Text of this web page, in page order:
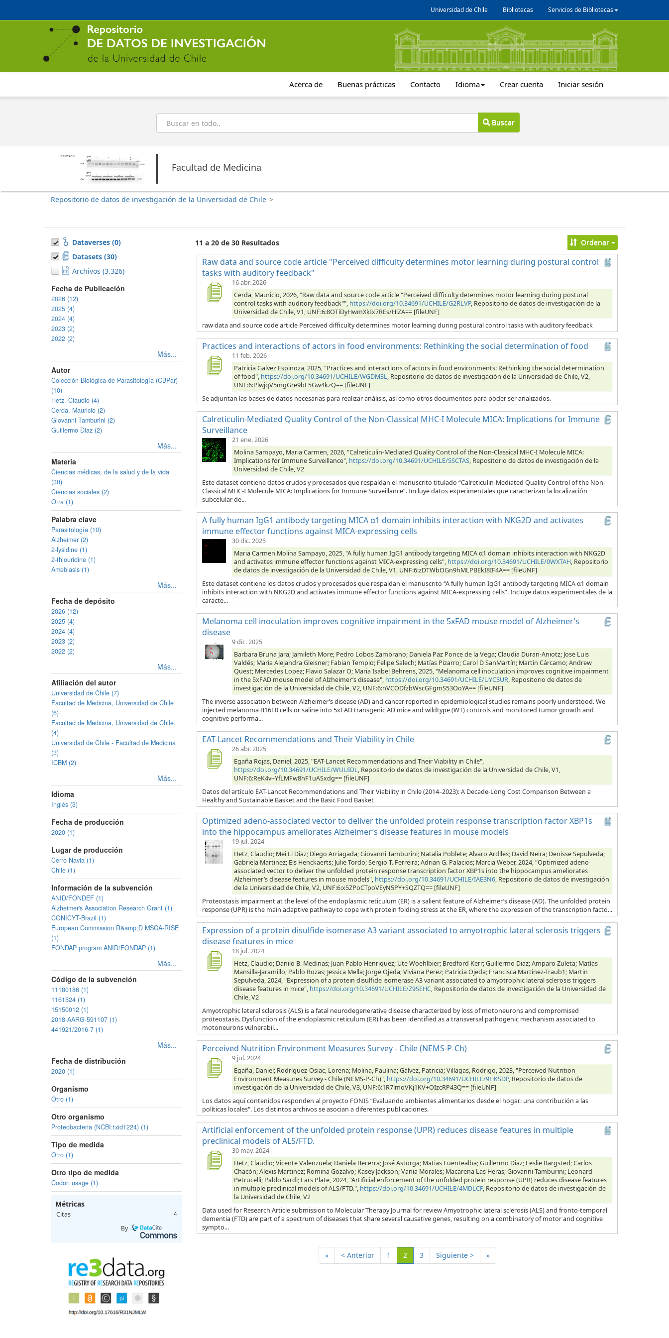
contenido
Universidad de Chile Bibliotecas Servicios de Bibliotecas
Acerca de Buenas prácticas Contacto Idioma Crear cuenta Iniciar sesión
Buscar
Buscar
Facultad de Medicina
Repositorio de datos de investigación de la Universidad de Chile >
Dataverses (0)
Datasets (30)
Archivos (3.326)
Fecha de Publicación
2026 (12)
2025 (4)
2024 (4)
2023 (2)
2022 (2)
Más...
Autor
Colección Biológica de Parasitología (CBPar)
(10)
Hetz, Claudio (4)
Cerda, Mauricio (2)
Giovanni Tamburini (2)
Guillermo Diaz (2)
Más...
Materia
Ciencias médicas, de la salud y de la vida
(30)
Ciencias sociales (2)
Otra (1)
Palabra clave
Parasitología (10)
Alzheimer (2)
2-lysidine (1)
2-thiouridine (1)
Amebiasis (1)
Más...
Fecha de depósito
2026 (12)
2025 (4)
2024 (4)
2023 (2)
2022 (2)
Más...
Afiliación del autor
Universidad de Chile (7)
Facultad de Medicina, Universidad de Chile
(6)
Facultad de Medicina, Universidad de Chile.
(4)
Universidad de Chile - Facultad de Medicina
(3)
ICBM (2)
Más...
Idioma
Inglés (3)
Fecha de producción
2020 (1)
Lugar de producción
Cerro Navia (1)
Chile (1)
Información de la subvención
ANID/FONDEF (1)
Alzheimer's Association Research Grant (1)
CONICYT-Brazil (1)
European Commission R&amp;D MSCA-RISE
(1)
FONDAP program ANID/FONDAP (1)
Más...
Código de la subvención
11180186 (1)
1161524 (1)
15150012 (1)
2018-AARG-591107 (1)
441921/2016-7 (1)
Más...
Fecha de distribución
2020 (1)
Organismo
Otro (1)
Otro organismo
Proteobacteria (NCBI:txid1224) (1)
Tipo de medida
Otro (1)
Otro tipo de medida
Codon usage (1)
Métricas
Citas 4
By
11 a 20 de 30 Resultados Ordenar
Raw data and source code article "Perceived difficulty determines motor learning during postural control
tasks with auditory feedback"
16 abr. 2026
Cerda, Mauricio, 2026, "Raw data and source code article "Perceived difficulty determines motor learning during postural
control tasks with auditory feedback"", https://doi.org/10.34691/UCHILE/G2RLVP, Repositorio de datos de investigación de la
Universidad de Chile, V1, UNF:6:8OTiDyHwmXkIx7REs/HlZA== [fileUNF]
raw data and source code article Perceived difficulty determines motor learning during postural control tasks with auditory feedback
Practices and interactions of actors in food environments: Rethinking the social determination of food
11 feb. 2026
Patricia Galvez Espinoza, 2025, "Practices and interactions of actors in food environments: Rethinking the social determination
of food", https://doi.org/10.34691/UCHILE/WGDM3L, Repositorio de datos de investigación de la Universidad de Chile, V2,
UNF:6:PlwjqV5mgGre9bF5Gw4kzQ== [fileUNF]
Se adjuntan las bases de datos necesarias para realizar análisis, así como otros documentos para poder ser analizados.
Calreticulin-Mediated Quality Control of the Non-Classical MHC-I Molecule MICA: Implications for Immune
Surveillance
21 ene. 2026
Molina Sampayo, Maria Carmen, 2026, "Calreticulin-Mediated Quality Control of the Non-Classical MHC-I Molecule MICA:
Implications for Immune Surveillance", https://doi.org/10.34691/UCHILE/5SCTAS, Repositorio de datos de investigación de la
Universidad de Chile, V2
Este dataset contiene datos crudos y procesados que respaldan el manuscrito titulado “Calreticulin-Mediated Quality Control of the Non-
Classical MHC-I Molecule MICA: Implications for Immune Surveillance”. Incluye datos experimentales que caracterizan la localización
subcelular de...
A fully human IgG1 antibody targeting MICA α1 domain inhibits interaction with NKG2D and activates
immune effector functions against MICA-expressing cells
30 dic. 2025
Maria Carmen Molina Sampayo, 2025, "A fully human IgG1 antibody targeting MICA α1 domain inhibits interaction with NKG2D
and activates immune effector functions against MICA-expressing cells", https://doi.org/10.34691/UCHILE/0WXTAH, Repositorio
de datos de investigación de la Universidad de Chile, V1, UNF:6:zDTWbOGn9hMLPBEkI8IF4A== [fileUNF]
Este dataset contiene los datos crudos y procesados que respaldan el manuscrito “A fully human IgG1 antibody targeting MICA α1 domain
inhibits interaction with NKG2D and activates immune effector functions against MICA-expressing cells”. Incluye datos experimentales de la
caracte...
Melanoma cell inoculation improves cognitive impairment in the 5xFAD mouse model of Alzheimer’s
disease
9 dic. 2025
Barbara Bruna Jara; Jamileth More; Pedro Lobos Zambrano; Daniela Paz Ponce de la Vega; Claudia Duran-Aniotz; Jose Luis
Valdés; Maria Alejandra Gleisner; Fabian Tempio; Felipe Salech; Matías Pizarro; Carol D SanMartín; Martín Cárcamo; Andrew
Quest; Mercedes Lopez; Flavio Salazar O; Maria Isabel Behrens, 2025, "Melanoma cell inoculation improves cognitive impairment
in the 5xFAD mouse model of Alzheimer’s disease", https://doi.org/10.34691/UCHILE/UYC3UR, Repositorio de datos de
investigación de la Universidad de Chile, V2, UNF:6:nVCODfzbWscGFgmS53OoYA== [fileUNF]
The inverse association between Alzheimer’s disease (AD) and cancer reported in epidemiological studies remains poorly understood. We
injected melanoma B16F0 cells or saline into 5xFAD transgenic AD mice and wildtype (WT) controls and monitored tumor growth and
cognitive performa...
EAT-Lancet Recommendations and Their Viability in Chile
26 abr. 2025
Egaña Rojas, Daniel, 2025, "EAT-Lancet Recommendations and Their Viability in Chile",
https://doi.org/10.34691/UCHILE/WUUIDL, Repositorio de datos de investigación de la Universidad de Chile, V1,
UNF:6:ReK4v+YfLMFw8hF1uASxdg== [fileUNF]
Datos del artículo EAT-Lancet Recommendations and Their Viability in Chile (2014–2023): A Decade-Long Cost Comparison Between a
Healthy and Sustainable Basket and the Basic Food Basket
Optimized adeno-associated vector to deliver the unfolded protein response transcription factor XBP1s
into the hippocampus ameliorates Alzheimer’s disease features in mouse models
19 jul. 2024
Hetz, Claudio; Mei Li Diaz; Diego Arriagada; Giovanni Tamburini; Natalia Poblete; Alvaro Ardiles; David Neira; Denisse Sepulveda;
Gabriela Martinez; Els Henckaerts; Julie Tordo; Sergio T. Ferreira; Adrian G. Palacios; Marcia Weber, 2024, "Optimized adeno-
associated vector to deliver the unfolded protein response transcription factor XBP1s into the hippocampus ameliorates
Alzheimer’s disease features in mouse models", https://doi.org/10.34691/UCHILE/IAE3N6, Repositorio de datos de investigación
de la Universidad de Chile, V2, UNF:6:x5ZPoCTpoVEyN5PY+SQZTQ== [fileUNF]
Proteostasis impairment at the level of the endoplasmic reticulum (ER) is a salient feature of Alzheimer’s disease (AD). The unfolded protein
response (UPR) is the main adaptive pathway to cope with protein folding stress at the ER, where the expression of the transcription facto...
Expression of a protein disulfide isomerase A3 variant associated to amyotrophic lateral sclerosis triggers
disease features in mice
18 jul. 2024
Hetz, Claudio; Danilo B. Medinas; Juan Pablo Henriquez; Ute Woehlbier; Bredford Kerr; Guillermo Diaz; Amparo Zuleta; Matías
Mansilla-Jaramillo; Pablo Rozas; Jessica Mella; Jorge Ojeda; Viviana Perez; Patricia Ojeda; Francisca Martinez-Traub1; Martin
Sepulveda, 2024, "Expression of a protein disulfide isomerase A3 variant associated to amyotrophic lateral sclerosis triggers
disease features in mice", https://doi.org/10.34691/UCHILE/Z9SEHC, Repositorio de datos de investigación de la Universidad de
Chile, V2
Amyotrophic lateral sclerosis (ALS) is a fatal neurodegenerative disease characterized by loss of motoneurons and compromised
proteostasis. Dysfunction of the endoplasmic reticulum (ER) has been identified as a transversal pathogenic mechanism associated to
motoneurons vulnerabil...
Perceived Nutrition Environment Measures Survey - Chile (NEMS-P-Ch)
9 jul. 2024
Egaña, Daniel; Rodríguez-Osiac, Lorena; Molina, Paulina; Gálvez, Patricia; Villagas, Rodrigo, 2023, "Perceived Nutrition
Environment Measures Survey - Chile (NEMS-P-Ch)", https://doi.org/10.34691/UCHILE/9HKSDP, Repositorio de datos de
investigación de la Universidad de Chile, V3, UNF:6:1R7lmoVKj1KV+OIzcRP43Q== [fileUNF]
Los datos aquí contenidos responden al proyecto FONIS “Evaluando ambientes alimentarios desde el hogar: una contribución a las
políticas locales". Los distintos archivos se asocian a diferentes publicaciones.
Artificial enforcement of the unfolded protein response (UPR) reduces disease features in multiple
preclinical models of ALS/FTD.
30 may. 2024
Hetz, Claudio; Vicente Valenzuela; Daniela Becerra; José Astorga; Matias Fuentealba; Guillermo Diaz; Leslie Bargsted; Carlos
Chacón; Alexis Martinez; Romina Gozalvo; Kasey Jackson; Vania Morales; Macarena Las Heras; Giovanni Tamburini; Leonard
Petrucelli; Pablo Sardi; Lars Plate, 2024, "Artificial enforcement of the unfolded protein response (UPR) reduces disease features
in multiple preclinical models of ALS/FTD.", https://doi.org/10.34691/UCHILE/4MDLCP, Repositorio de datos de investigación de
la Universidad de Chile, V2
Data used for Research Article submission to Molecular Therapy Journal for review Amyotrophic lateral sclerosis (ALS) and fronto-temporal
dementia (FTD) are part of a spectrum of diseases that share several causative genes, resulting on a combinatory of motor and cognitive
sympto...
« < Anterior 1 2(Actual)
3 Siguiente > »